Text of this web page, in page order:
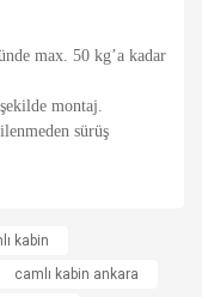
max. 50 kg’a kadar
montaj.
sürüş
formunu
kabin
camlı kabin ankara